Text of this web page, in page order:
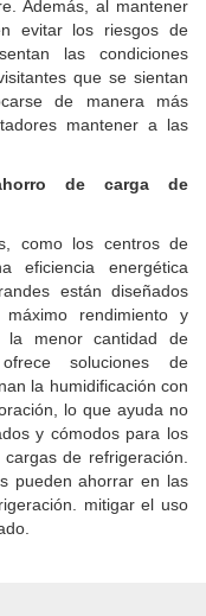
Además, al mantener
evitar los riesgos de
las condiciones
que se sientan
de manera más
mantener a las
de carga de
como los centros de
eficiencia energética
están diseñados
rendimiento y
la menor cantidad de
soluciones de
la humidificación con
lo que ayuda no
y cómodos para los
de refrigeración.
pueden ahorrar en las
mitigar el uso